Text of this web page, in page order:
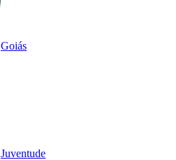
Goiás
Juventude